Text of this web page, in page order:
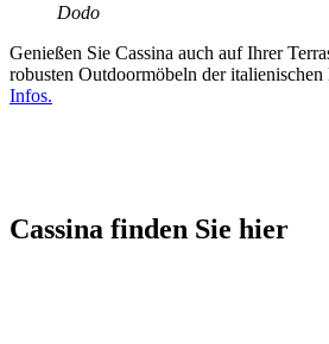
Dodo
Genießen Sie Cassina auch auf Ihrer
robusten Outdoormöbeln der
Infos.
Cassina finden Sie hier